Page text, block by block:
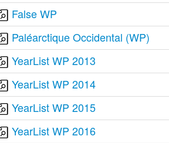
False WP
Paléarctique Occidental (WP)
YearList WP 2013
YearList WP 2014
YearList WP 2015
YearList WP 2016